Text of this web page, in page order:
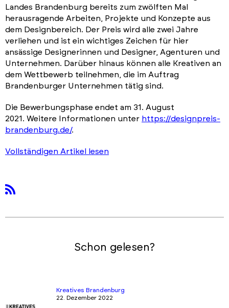
Landes Brandenburg bereits zum zwölften Mal
herausragende Arbeiten, Projekte und Konzepte aus
dem Designbereich. Der Preis wird alle zwei Jahre
verliehen und ist ein wichtiges Zeichen für hier
ansässige Designerinnen und Designer, Agenturen und
Unternehmen. Darüber hinaus können alle Kreativen an
dem Wettbewerb teilnehmen, die im Auftrag
Brandenburger Unternehmen tätig sind.
Die Bewerbungsphase endet am 31. August
2021. Weitere Informationen unter https://designpreis-
brandenburg.de/.
Vollständigen Artikel lesen
Schon gelesen?
Kreatives Brandenburg
22. Dezember 2022